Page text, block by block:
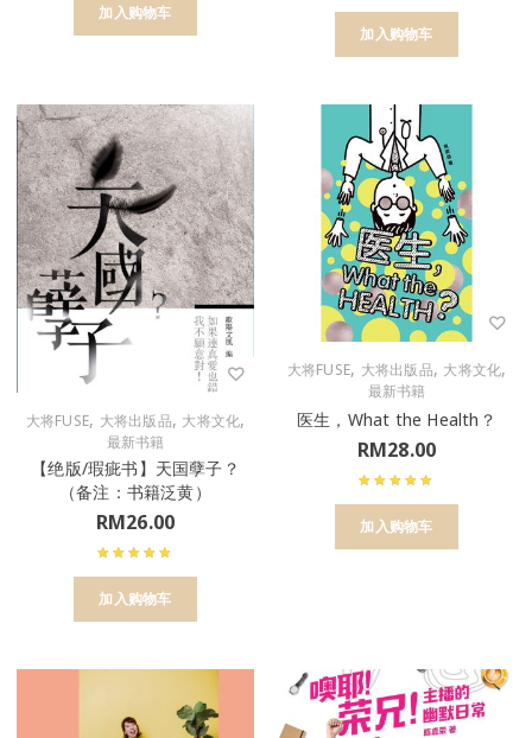
加入购物车
加入购物车
大将FUSE, 大将出版品, 大将文化,
最新书籍
【绝版/瑕疵书】天国孽子？
（备注：书籍泛黄）
RM26.00
加入购物车
大将FUSE, 大将出版品, 大将文化,
最新书籍
医生，What the Health？
RM28.00
加入购物车